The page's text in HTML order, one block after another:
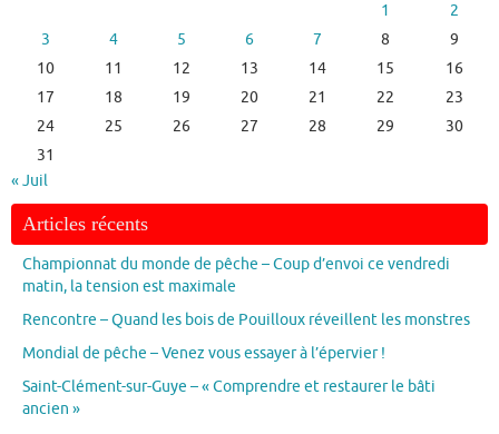
1
2
3
4 5 6 7 8
9
10
11 12 13 14 15
16
17
18 19 20 21 22
23
24
25 26 27 28 29
30
31
« Juil
Articles récents
Championnat du monde de pêche – Coup d’envoi ce vendredi
matin, la tension est maximale
Rencontre – Quand les bois de Pouilloux réveillent les monstres
Mondial de pêche – Venez vous essayer à l’épervier !
Saint-Clément-sur-Guye – « Comprendre et restaurer le bâti
ancien »